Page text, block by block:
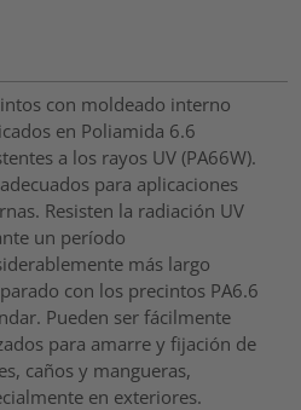
con moldeado interno
en Poliamida 6.6
a los rayos UV (PA66W).
para aplicaciones
Resisten la radiación UV
un período
más largo
con los precintos PA6.6
Pueden ser fácilmente
para amarre y fijación de
caños y mangueras,
en exteriores.